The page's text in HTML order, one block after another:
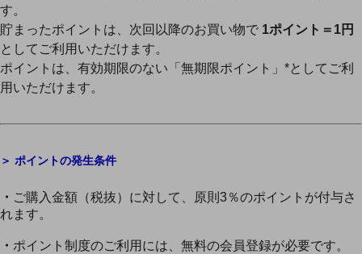
す。
貯まったポイントは、次回以降のお買い物で 1ポイント＝1円
としてご利用いただけます。
ポイントは、有効期限のない「無期限ポイント」*としてご利
用いただけます。
＞ ポイントの発生条件
・ ご購入金額（税抜）に対して、原則3％のポイントが付与さ
れます。
・ ポイント制度のご利用には、無料の会員登録が必要です。